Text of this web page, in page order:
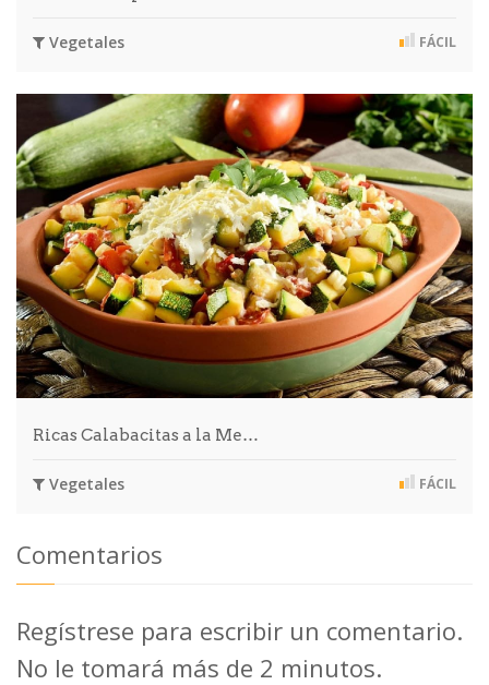
Vegetales FÁCIL
Ricas Calabacitas a la Me…
Vegetales FÁCIL
Comentarios
Regístrese para escribir un comentario.
No le tomará más de 2 minutos.